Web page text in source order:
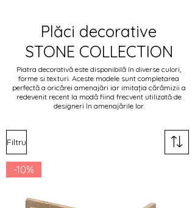
Plăci decorative
STONE COLLECTION
Piatra decorativă este disponibilă în diverse culori,
forme si texturi. Aceste modele sunt completarea
perfectă a oricărei amenajări iar imitația cărămizii a
redevenit recent la modă fiind frecvent utilizată de
designeri în amenajările lor.
Filtru
-10%